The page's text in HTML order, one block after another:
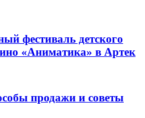
фестиваль детского
«Аниматика» в Артек
продажи и советы